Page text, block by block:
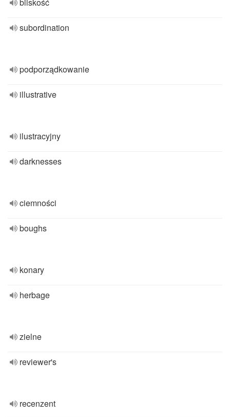
subordination
podporządkowanie
illustrative
ilustracyjny
darknesses
ciemności
boughs
konary
herbage
zielne
reviewer's
recenzent